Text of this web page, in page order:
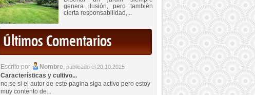
genera ilusión, pero también
cierta responsabilidad,...
Últimos Comentarios
Escrito por Nombre, publicado el 20.10.2025
Características y cultivo...
no se si el autor de este pagina siga activo pero estoy
muy contento de...